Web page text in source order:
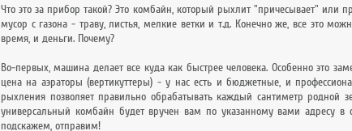
Что это за прибор такой? Это комбайн, который рыхлит "причесывает" или
мусор с газона - траву, листья, мелкие ветки и т.д. Конечно же, все это
время, и деньги. Почему?
Во-первых, машина делает все куда как быстрее человека. Особенно это
цена на аэраторы (вертикуттеры) - у нас есть и бюджетные, и
рыхления позволяет правильно обрабатывать каждый сантиметр родной
универсальный комбайн будет вручен вам по указанному вами адресу в
подскажем, отправим!